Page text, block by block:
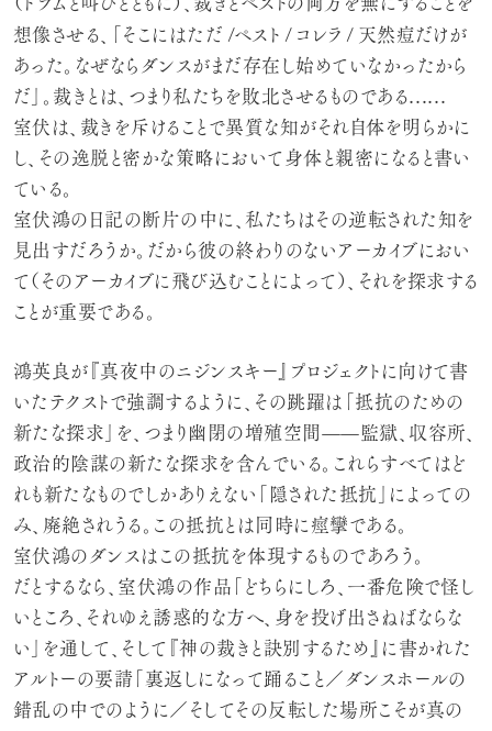
（ドラムと叫びとともに）、裁きとペストの両方を無にすることを
想像させる、「そこにはただ /ペスト /コレラ/ 天然痘だけが
あった。なぜならダンスがまだ存在し始めていなかったから
だ」。裁きとは、つまり私たちを敗北させるものである……
室伏は、裁きを斥けることで異質な知がそれ自体を明らかに
し、その逸脱と密かな策略において身体と親密になると書い
ている。
室伏鴻の日記の断片の中に、私たちはその逆転された知を
見出すだろうか。だから彼の終わりのないアーカイブにおい
て（そのアーカイブに飛び込むことによって）、それを探求する
ことが重要である。
鴻英良が『真夜中のニジンスキー』プロジェクトに向けて書
いたテクストで強調するように、その跳躍は「抵抗のための
新たな探求」を、つまり幽閉の増殖空間——監獄、収容所、
政治的陰謀の新たな探求を含んでいる。これらすべてはど
れも新たなものでしかありえない「隠された抵抗」によっての
み、廃絶されうる。この抵抗とは同時に痙攣である。
室伏鴻のダンスはこの抵抗を体現するものであろう。
だとするなら、室伏鴻の作品「どちらにしろ、一番危険で怪し
いところ、それゆえ誘惑的な方へ、身を投げ出さねばならな
い」を通して、そして『神の裁きと訣別するため』に書かれた
アルトーの要請「裏返しになって踊ること／ダンスホールの
錯乱の中でのように／そしてその反転した場所こそが真の